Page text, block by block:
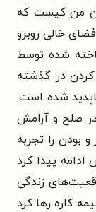
من کیست که
خالی روبرو
شده توسط
در گذشته
شده است.
صلح و آرامش
بودن را تجربه
پیدا کرد
زندگی
کاره رها کرد